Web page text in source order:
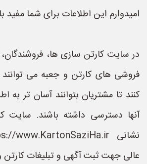
امیدوارم این اطلاعات برای شما مفید
در سایت کارتن سازی ها،
فروشی های کارتن و جعبه می
کنند تا مشتریان بتوانند آسان تر به
آنها دسترسی داشته باشند. سایت
عالی جهت ثبت آگهی و تبلیغات